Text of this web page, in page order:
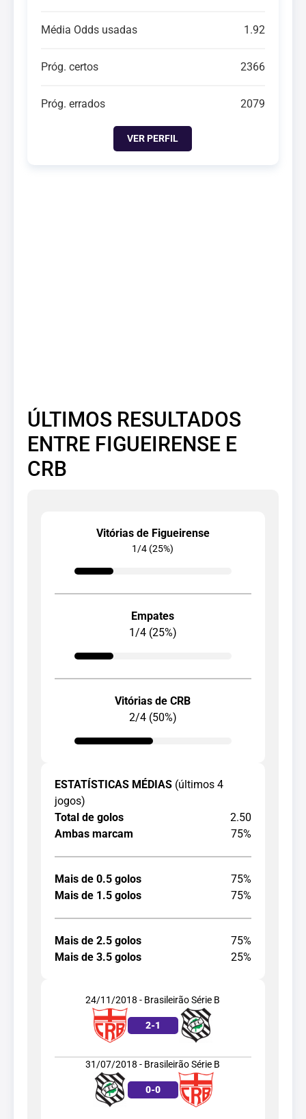
Média Odds usadas 1.92
Próg. certos 2366
Próg. errados 2079
VER PERFIL
ÚLTIMOS RESULTADOS
ENTRE FIGUEIRENSE E
CRB
Vitórias de Figueirense
1/4 (25%)
Empates
1/4 (25%)
Vitórias de CRB
2/4 (50%)
ESTATÍSTICAS MÉDIAS (últimos 4
jogos)
Total de golos
2.50
Ambas marcam
75%
Mais de 0.5 golos
75%
Mais de 1.5 golos
75%
Mais de 2.5 golos
75%
Mais de 3.5 golos
25%
24/11/2018 - Brasileirão Série B
2-1
31/07/2018 - Brasileirão Série B
0-0